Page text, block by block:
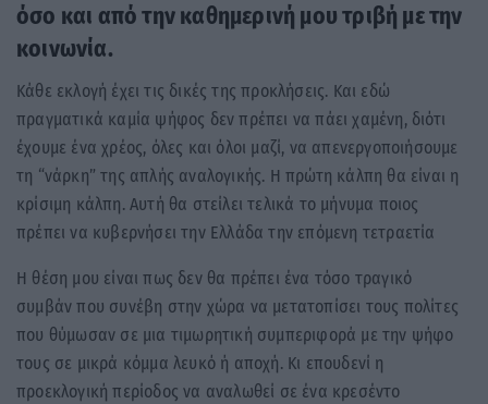
όσο και από την καθημερινή μου τριβή με την
κοινωνία.
Κάθε εκλογή έχει τις δικές της προκλήσεις. Και εδώ
πραγματικά καμία ψήφος δεν πρέπει να πάει χαμένη, διότι
έχουμε ένα χρέος, όλες και όλοι μαζί, να απενεργοποιήσουμε
τη “νάρκη” της απλής αναλογικής. Η πρώτη κάλπη θα είναι η
κρίσιμη κάλπη. Αυτή θα στείλει τελικά το μήνυμα ποιος
πρέπει να κυβερνήσει την Ελλάδα την επόμενη τετραετία
Η θέση μου είναι πως δεν θα πρέπει ένα τόσο τραγικό
συμβάν που συνέβη στην χώρα να μετατοπίσει τους πολίτες
που θύμωσαν σε μια τιμωρητική συμπεριφορά με την ψήφο
τους σε μικρά κόμμα λευκό ή αποχή. Κι επουδενί η
προεκλογική περίοδος να αναλωθεί σε ένα κρεσέντο